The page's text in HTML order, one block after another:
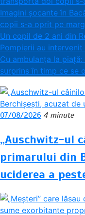
Imagini șocante în
copii s-a oprit pe
Un copil de 2 ani din
Pompierii au
Cu ambulanța la
surprins în timp ce se
07/08/2026 4 minute
„Auschwitz-ul
primarului din
uciderea a